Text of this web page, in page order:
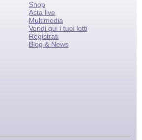
Shop
Asta live
Multimedia
Vendi qui i tuoi lotti
Registrati
Blog & News